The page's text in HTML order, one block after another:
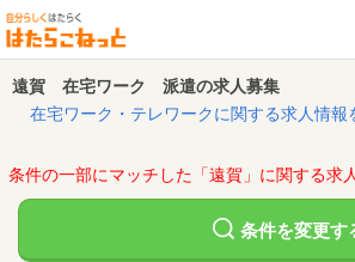
遠賀 在宅ワーク 派遣の求人募集
在宅ワーク・テレワークに関する求人情報
条件の一部にマッチした「遠賀」に関する求
条件を変更す